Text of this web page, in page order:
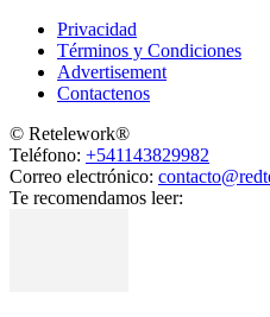
Privacidad
Términos y Condiciones
Advertisement
Contactenos
© Retelework®
Teléfono: +541143829982
Correo electrónico:
Te recomendamos leer: